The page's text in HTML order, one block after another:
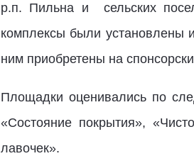
р.п. Пильна и сельских
комплексы были установлены
ним приобретены на
Площадки оценивались по
«Состояние покрытия»,
лавочек».